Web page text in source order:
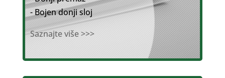
- Bojen donji sloj
Saznajte više >>>